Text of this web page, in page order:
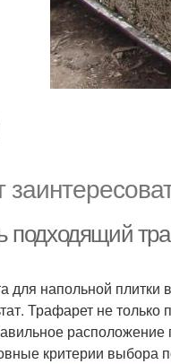
подходящий
для напольной плитки
Трафарет не
критерии выбора